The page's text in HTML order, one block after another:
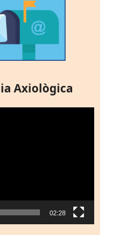
Axiològica
02:28